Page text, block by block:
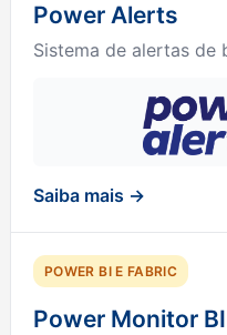
Power Alerts
Sistema de alertas de
Saiba mais →
POWER BI E FABRIC
Power Monitor BI